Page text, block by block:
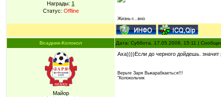
Награды: 1
Статус: Offline
Жизнь-г...вно
Всадник-Колокол Дата: Суббота, 17.05.2008, 15:11 |
Майор
Аха))))Если до черного дойдешь. значит
Верьте Заря Выкарабкаеться!!!
"Колокольчик